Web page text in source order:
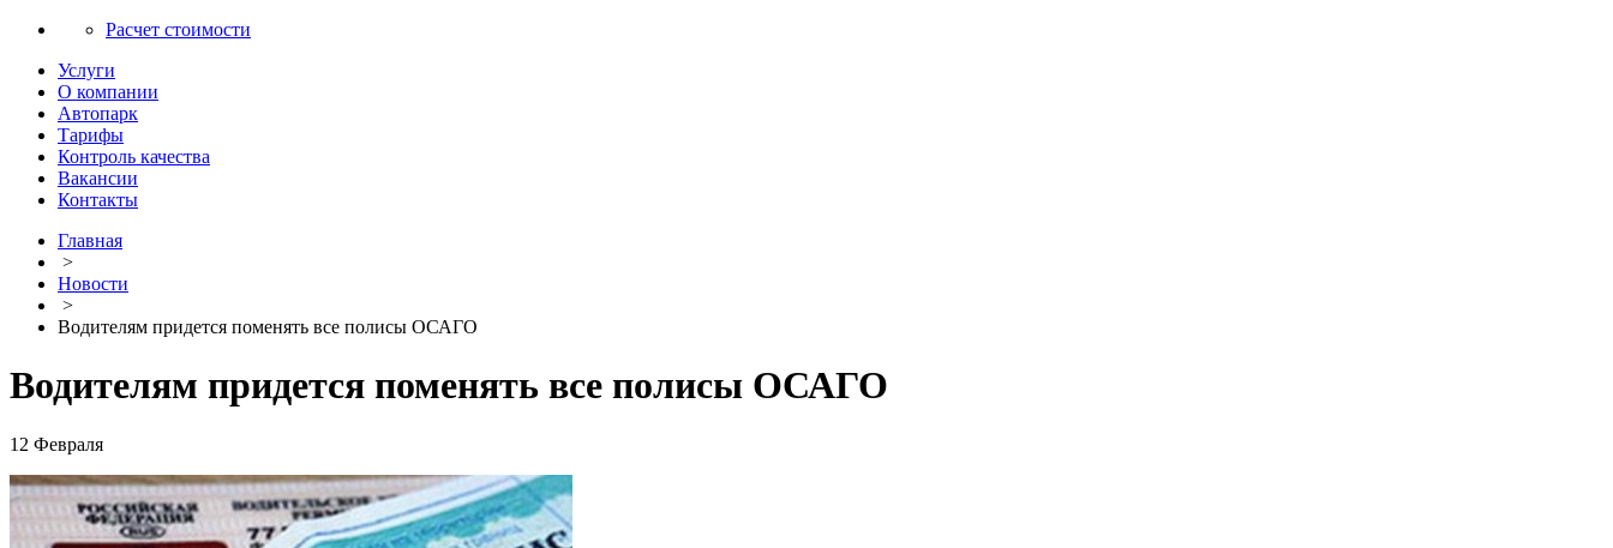
Расчет стоимости
Услуги
О компании
Автопарк
Тарифы
Контроль качества
Вакансии
Контакты
Главная
>
Новости
>
Водителям придется поменять все полисы ОСАГО
Водителям придется поменять все полисы ОСАГО
12 Февраля